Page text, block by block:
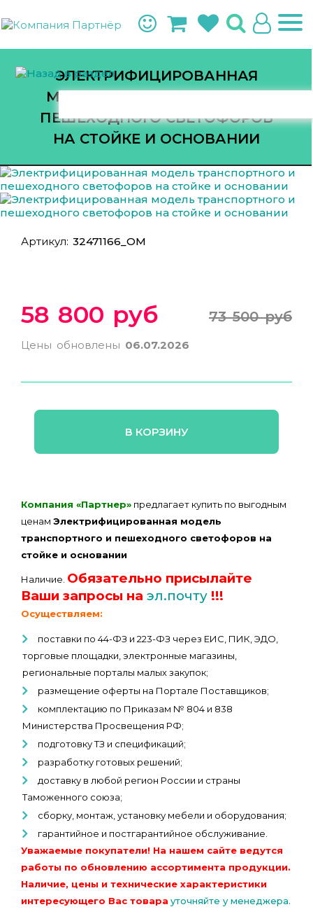
ЭЛЕКТРИФИЦИРОВАННАЯ
МОДЕЛЬ ТРАНСПОРТНОГО И
ПЕШЕХОДНОГО СВЕТОФОРОВ
НА СТОЙКЕ И ОСНОВАНИИ
Артикул: 32471166_ОМ
58 800 руб 73 500 руб
Цены обновлены 06.07.2026
В КОРЗИНУ
Компания «Партнер» предлагает купить по выгодным
ценам Электрифицированная модель
транспортного и пешеходного светофоров на
стойке и основании
Наличие. Обязательно присылайте
Ваши запросы на эл.почту !!!
Осуществляем:
поставки по 44-ФЗ и 223-ФЗ через ЕИС, ПИК, ЭДО,
торговые площадки, электронные магазины,
региональные порталы малых закупок;
размещение оферты на Портале Поставщиков;
комплектацию по Приказам № 804 и 838
Министерства Просвещения РФ;
подготовку ТЗ и спецификаций;
разработку готовых решений;
доставку в любой регион России и страны
Таможенного союза;
сборку, монтаж, установку мебели и оборудования;
гарантийное и постгарантийное обслуживание.
Уважаемые покупатели! На нашем сайте ведутся
работы по обновлению ассортимента продукции.
Наличие, цены и технические характеристики
интересующего Вас товара уточняйте у менеджера.